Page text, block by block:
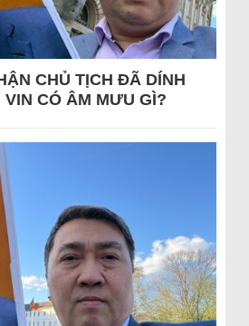
CHỦ TỊCH ĐÃ DÍNH
VIN CÓ ÂM MƯU GÌ?